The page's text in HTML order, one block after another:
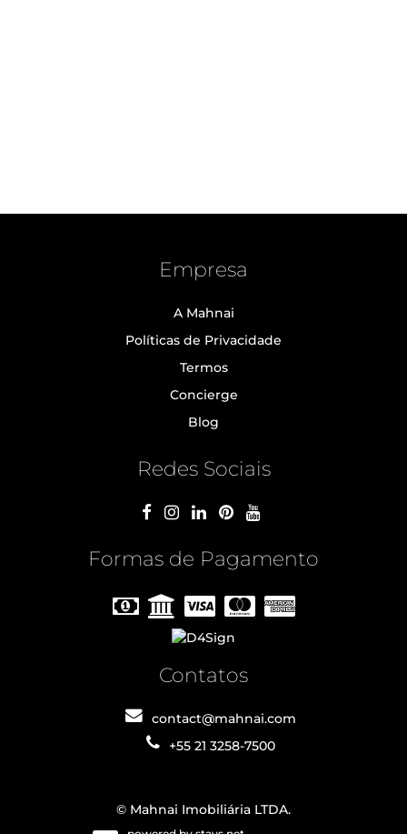
Empresa
A Mahnai
Políticas de Privacidade
Termos
Concierge
Blog
Redes Sociais
Formas de Pagamento
Contatos
contact@mahnai.com
+55 21 3258-7500
© Mahnai Imobiliária LTDA.